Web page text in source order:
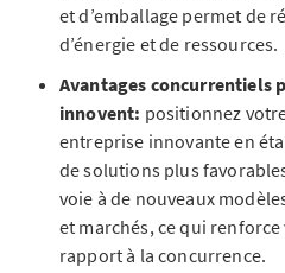
et d’emballage permet de
d’énergie et de ressources.
Avantages concurrentiels
innovent: positionnez
entreprise innovante en
de solutions plus
voie à de nouveaux
et marchés, ce qui
rapport à la concurrence.